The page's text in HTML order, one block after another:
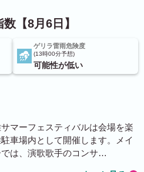
【8月6日】
ゲリラ雷雨危険度
13時00分予想
可能性が低い
マーフェスティバルは会場を楽
車場内として開催します。メイ
は、演歌歌手のコンサ…